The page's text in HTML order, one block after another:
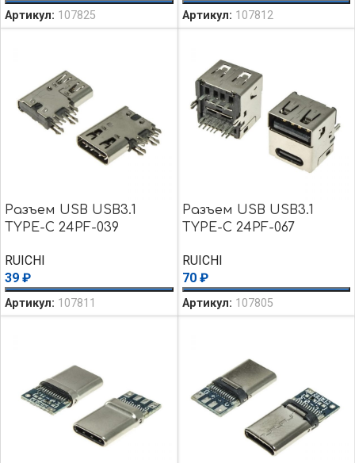
Артикул: 107825 Артикул: 107812
Разъем USB USB3.1
TYPE-C 24PF-039
RUICHI
39 ₽
Артикул: 107811
Разъем USB USB3.1
TYPE-C 24PF-067
RUICHI
70 ₽
Артикул: 107805